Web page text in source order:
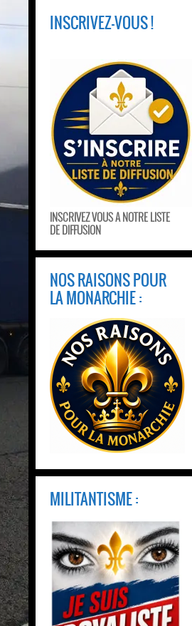
INSCRIVEZ-VOUS !
INSCRIVEZ VOUS A NOTRE LISTE
DE DIFFUSION
NOS RAISONS POUR
LA MONARCHIE :
MILITANTISME :